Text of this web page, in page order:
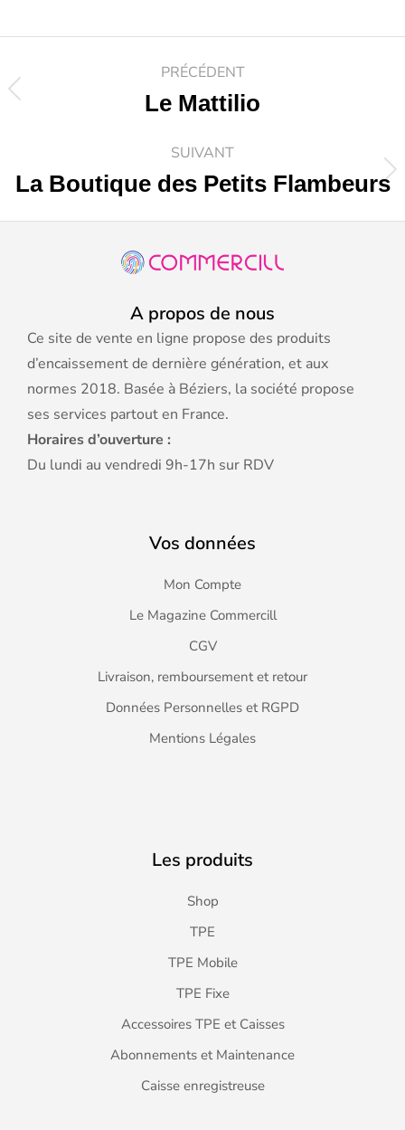
PRÉCÉDENT
Le Mattilio
SUIVANT
La Boutique des Petits Flambeurs
A propos de nous
Ce site de vente en ligne propose des produits
d’encaissement de dernière génération, et aux
normes 2018. Basée à Béziers, la société propose
ses services partout en France.
Horaires d’ouverture :
Du lundi au vendredi 9h-17h sur RDV
Vos données
Mon Compte
Le Magazine Commercill
CGV
Livraison, remboursement et retour
Données Personnelles et RGPD
Mentions Légales
Les produits
Shop
TPE
TPE Mobile
TPE Fixe
Accessoires TPE et Caisses
Abonnements et Maintenance
Caisse enregistreuse